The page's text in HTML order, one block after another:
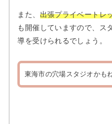
また、 出張プライベートレ
も開催していますので、ス
導を受けられるでしょう。
東海市の穴場スタジオかもね